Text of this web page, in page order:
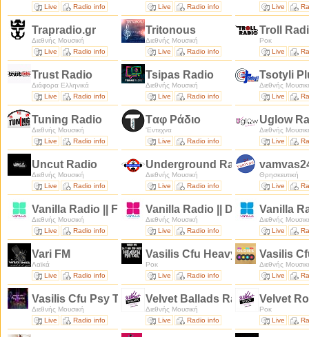
Live
Radio info
Live
Radio info
Live
Trapradio.gr
Διεθνής Μουσική
Live
Radio info
Tritonous
Διεθνής Μουσική
Live
Radio info
Troll
Ροκ
Live
Trust Radio
Διάφορα Ελληνικά
Live
Radio info
Tsipas Radio
Διεθνής Μουσική
Live
Radio info
Tsotyli
Διεθνής
Live
Tuning Radio
Διεθνής Μουσική
Live
Radio info
Tαφ Ράδιο
'Εντεχνα
Live
Radio info
Uglow
Διεθνής
Live
Uncut Radio
Διεθνής Μουσική
Live
Radio info
Underground Radio -
Διεθνής Μουσική
Live
Radio info
Θρησκευτική
Live
Vanilla Radio || Fresh Flavors
Διεθνής Μουσική
Live
Radio info
Vanilla Radio || Deep Flavors
Διεθνής Μουσική
Live
Radio info
Vanilla
Διεθνής
Live
Vari FM
Λαϊκά
Live
Radio info
Vasilis Cfu Heavy Metal &
Ροκ
Live
Radio info
Vasilis
Διεθνής
Live
Vasilis Cfu Psy Trance
Διεθνής Μουσική
Live
Radio info
Velvet Ballads Radio
Διεθνής Μουσική
Live
Radio info
Velvet
Ροκ
Live